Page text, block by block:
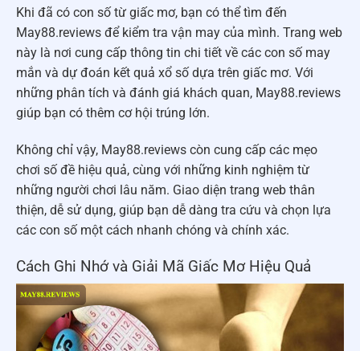
Khi đã có con số từ giấc mơ, bạn có thể tìm đến
May88.reviews để kiểm tra vận may của mình. Trang web
này là nơi cung cấp thông tin chi tiết về các con số may
mắn và dự đoán kết quả xổ số dựa trên giấc mơ. Với
những phân tích và đánh giá khách quan, May88.reviews
giúp bạn có thêm cơ hội trúng lớn.
Không chỉ vậy, May88.reviews còn cung cấp các mẹo
chơi số đề hiệu quả, cùng với những kinh nghiệm từ
những người chơi lâu năm. Giao diện trang web thân
thiện, dễ sử dụng, giúp bạn dễ dàng tra cứu và chọn lựa
các con số một cách nhanh chóng và chính xác.
Cách Ghi Nhớ và Giải Mã Giấc Mơ Hiệu Quả